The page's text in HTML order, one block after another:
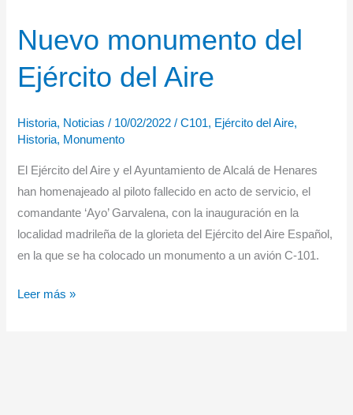
Nuevo monumento del
Ejército del Aire
Historia, Noticias / 10/02/2022/C101, Ejército del Aire,
Historia, Monumento
El Ejército del Aire y el Ayuntamiento de Alcalá de Henares
han homenajeado al piloto fallecido en acto de servicio, el
comandante ‘Ayo’ Garvalena, con la inauguración en la
localidad madrileña de la glorieta del Ejército del Aire Español,
en la que se ha colocado un monumento a un avión C-101.
Nuevo
Leer más »